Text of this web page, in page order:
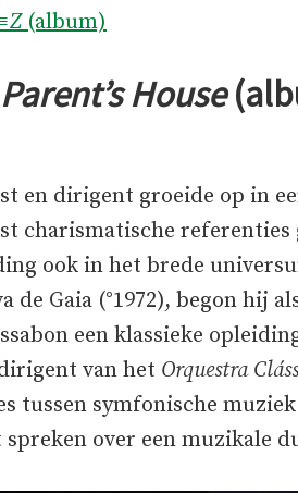
(album)
Parent’s House
en dirigent groeide op in
charismatische
ook in het brede
Gaia (°1972), begon hij
een klassieke
van het Orquestra
tussen symfonische
over een muzikale